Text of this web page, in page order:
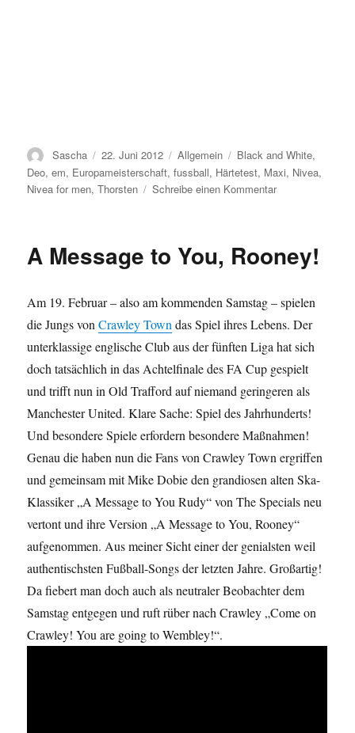
Autor
Sascha
Veröffentlicht
am
22. Juni 2012 Kategorien
Allgemein Schlagwörter
Black and White,
Deo,em, Europameisterschaft,fussball, Härtetest, Maxi, Nivea,
Nivea for men,Thorsten Schreibe einen Kommentarzu
Polen
A Message to You, Rooney!
Am 19. Februar – also am kommenden Samstag – spielen
die Jungs vonCrawley Towndas Spiel ihres Lebens. Der
unterklassige englische Club aus der fünften Liga hat sich
doch tatsächlich in das Achtelfinale des FA Cup gespielt
und trifft nun in Old Trafford auf niemand geringeren als
Manchester United. Klare Sache: Spiel des Jahrhunderts!
Und besondere Spiele erfordern besondere Maßnahmen!
Genau die haben nun die Fans von Crawley Town ergriffen
und gemeinsam mit Mike Dobie den grandiosen alten Ska-
Klassiker „A Message to You Rudy“ von The Specials neu
vertont und ihre Version „A Message to You, Rooney“
aufgenommen. Aus meiner Sicht einer der genialsten weil
authentischsten Fußball-Songs der letzten Jahre. Großartig!
Da fiebert man doch auch als neutraler Beobachter dem
Samstag entgegen und ruft rüber nach Crawley „Come on
Crawley! You are going to Wembley!“.